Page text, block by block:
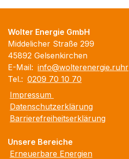
Wolter Energie GmbH
Middelicher Straße 299
45892 Gelsenkirchen
E-Mail: info@wolterenergie.ruhr
Tel.: 0209 70 10 70
Impressum
Datenschutzerklärung
Barrierefreiheitserklärung
Unsere Bereiche
Erneuerbare Energien